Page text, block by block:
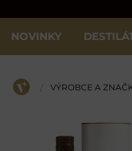
NOVINKY
ÚVOD
/ VÝROBCE A